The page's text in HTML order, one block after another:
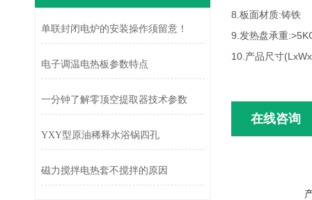
8.板面材质:铸铁
9.发热盘承重
10.产品尺寸
在线咨询
单联封闭电炉的安装操作须留意！
电子调温电热板参数特点
一分钟了解零顶空提取器技术参数
YXY型原油稀释水浴锅四孔
磁力搅拌电热套不搅拌的原因